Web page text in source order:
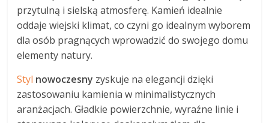
przytulną i sielską atmosferę. Kamień idealnie
oddaje wiejski klimat, co czyni go idealnym wyborem
dla osób pragnących wprowadzić do swojego domu
elementy natury.
Styl nowoczesny zyskuje na elegancji dzięki
zastosowaniu kamienia w minimalistycznych
aranżacjach. Gładkie powierzchnie, wyraźne linie i